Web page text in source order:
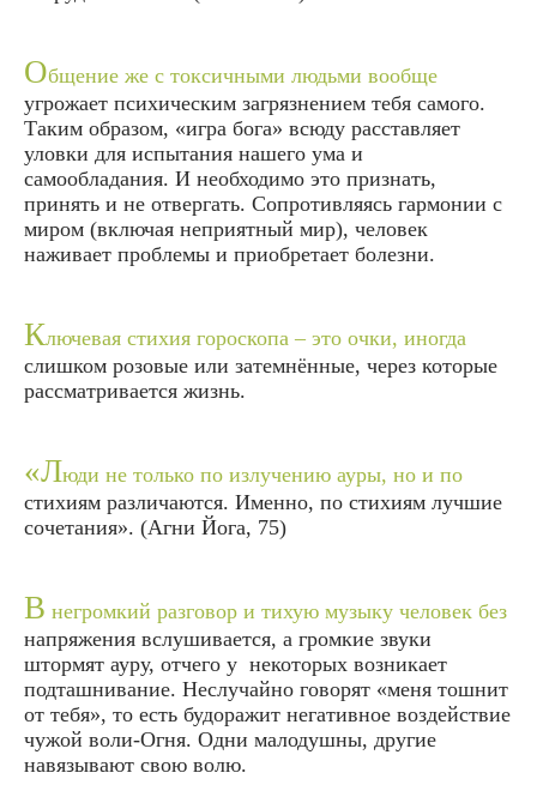
Общение же с токсичными людьми вообще
угрожает психическим загрязнением тебя самого.
Таким образом, «игра бога» всюду расставляет
уловки для испытания нашего ума и
самообладания. И необходимо это признать,
принять и не отвергать. Сопротивляясь гармонии с
миром (включая неприятный мир), человек
наживает проблемы и приобретает болезни.
Ключевая стихия гороскопа – это очки, иногда
слишком розовые или затемнённые, через которые
рассматривается жизнь.
«Люди не только по излучению ауры, но и по
стихиям различаются. Именно, по стихиям лучшие
сочетания». (Агни Йога, 75)
В негромкий разговор и тихую музыку человек без
напряжения вслушивается, а громкие звуки
штормят ауру, отчего у некоторых возникает
подташнивание. Неслучайно говорят «меня тошнит
от тебя», то есть будоражит негативное воздействие
чужой воли-Огня. Одни малодушны, другие
навязывают свою волю.